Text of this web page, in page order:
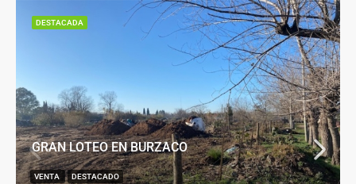
GRAN LOTEO EN BURZACO
VENTA DESTACADO
DESTACADA